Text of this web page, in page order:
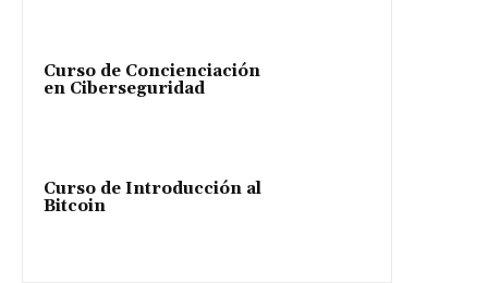
Curso de Concienciación
en Ciberseguridad
Curso de Introducción al
Bitcoin